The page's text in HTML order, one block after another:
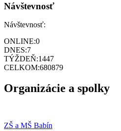
Návštevnosť
Návštevnosť:
ONLINE:0
DNES:7
TÝŽDEŇ:1447
CELKOM:680879
Organizácie a spolky
ZŠ a MŠ Babín